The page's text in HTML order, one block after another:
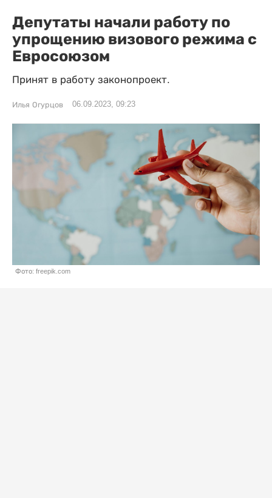
Депутаты начали работу по
упрощению визового режима с
Евросоюзом
Принят в работу законопроект.
Илья Огурцов 06.09.2023, 09:23
Фото: freepik.com